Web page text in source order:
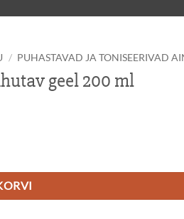
/ PUHASTAVAD JA TONISEERIVAD
geel 200 ml